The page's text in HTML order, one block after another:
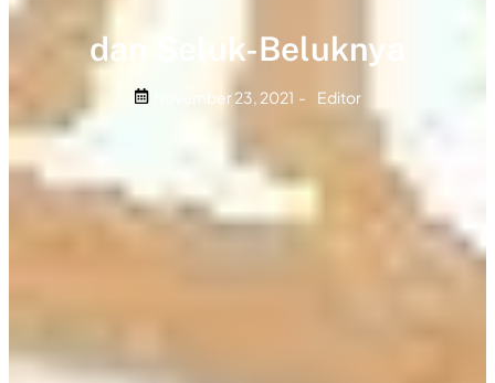
dan Seluk-Beluknya
November 23, 2021 - Editor